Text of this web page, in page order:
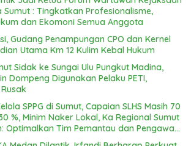
Sumut : Tingkatkan Profesionalisme,
dan Ekomoni Semua Anggota
Gudang Penampungan CPO dan Kernel
Utama Km 12 Kulim Kebal Hukum
Sidak ke Sungai Ulu Pungkut Madina,
Dompeng Digunakan Pelaku PETI,
SPPG di Sumut, Capaian SLHS Masih 70
%, Minim Naker Lokal, Ka Regional Sumut
Optimalkan Tim Pemantau dan Pengawas